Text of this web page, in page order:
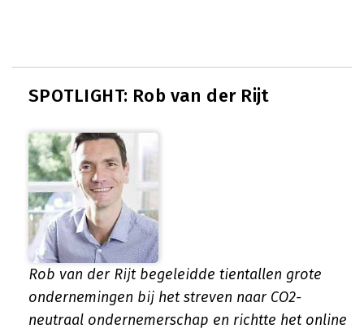
SPOTLIGHT: Rob van der Rijt
Rob van der Rijt begeleidde tientallen grote
ondernemingen bij het streven naar CO2-
neutraal ondernemerschap en richtte het online